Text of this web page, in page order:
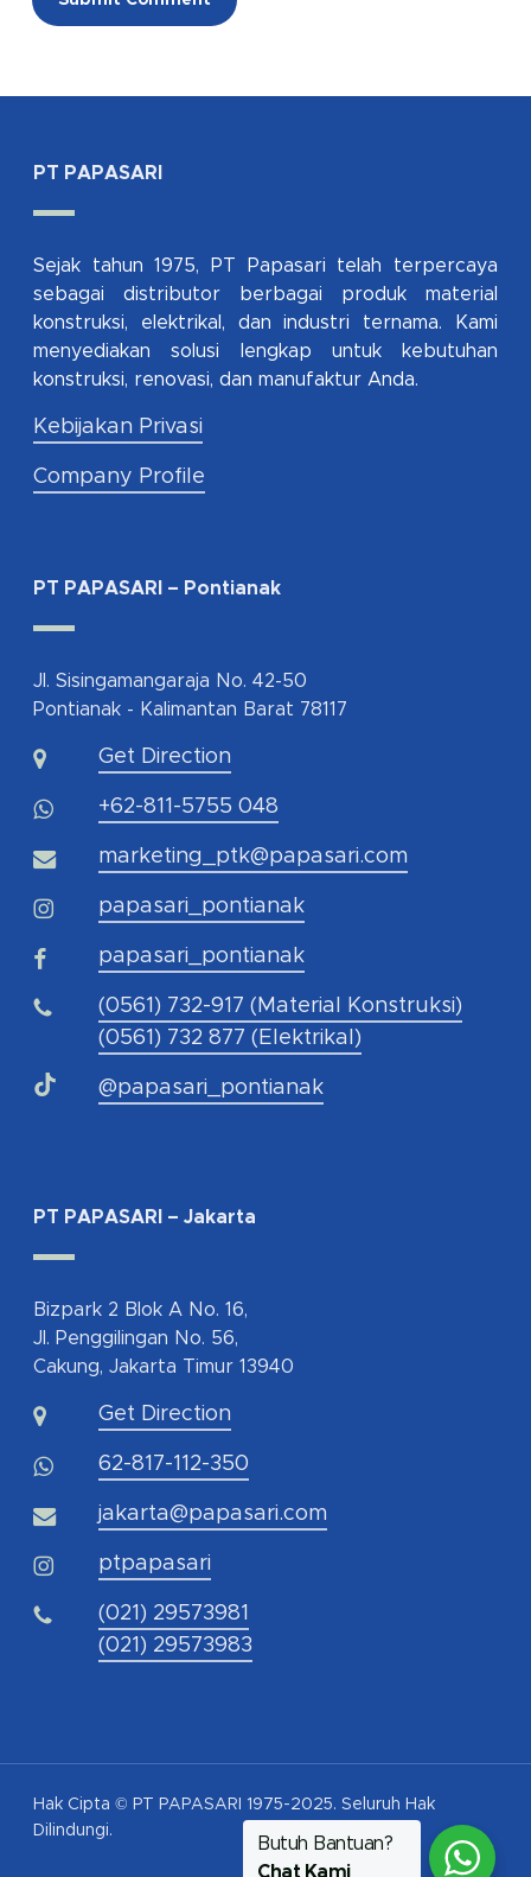
PT PAPASARI
Sejak tahun 1975, PT Papasari telah terpercaya
sebagai distributor berbagai produk material
konstruksi, elektrikal, dan industri ternama. Kami
menyediakan solusi lengkap untuk kebutuhan
konstruksi, renovasi, dan manufaktur Anda.
Kebijakan Privasi
Company Profile
PT PAPASARI – Pontianak
Jl. Sisingamangaraja No. 42-50
Pontianak - Kalimantan Barat 78117
Get Direction
+62-811-5755 048
marketing_ptk@papasari.com
papasari_pontianak
papasari_pontianak
(0561) 732-917 (Material Konstruksi)
(0561) 732 877 (Elektrikal)
@papasari_pontianak
PT PAPASARI – Jakarta
Bizpark 2 Blok A No. 16,
Jl. Penggilingan No. 56,
Cakung, Jakarta Timur 13940
Get Direction
62-817-112-350
jakarta@papasari.com
ptpapasari
(021) 29573981
(021) 29573983
Hak Cipta © PT PAPASARI 1975-2025. Seluruh Hak
Dilindungi.
Butuh Bantuan?
Chat Kami